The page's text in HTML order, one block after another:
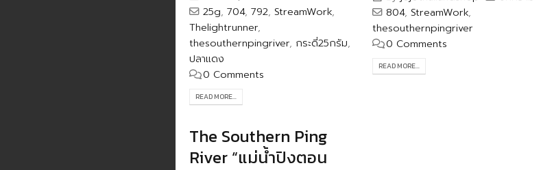
25g,704,792,StreamWork,
Thelightrunner,
thesouthernpingriver, กระดี่25กรัม,
ปลาแดง
0 Comments
READ MORE...
804,StreamWork,
thesouthernpingriver
0 Comments
READ MORE...
The Southern Ping
River “แม่น้ำปิงตอน